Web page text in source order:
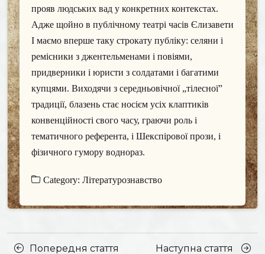
прояв людських вад у конкретних контекстах.
Адже щойно в публічному театрі часів Єлизавети
І маємо вперше таку строкату публіку: селяни і
ремісники з джентельменами і повіями,
придверники і юристи з солдатами і багатими
купцями. Виходячи з середньовічної „тілесної”
традиції, блазень стає носієм усіх клаптиків
конвенційності свого часу, граючи роль і
тематичного референта, і Шекспірової прози, і
фізичного гумору воднораз.
Category: Літературознавство
Posts
Попередня стаття Наступна стаття